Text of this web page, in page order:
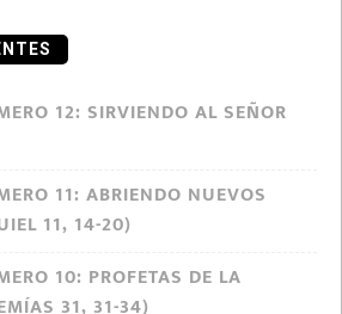
12: SIRVIENDO AL SEÑOR
11: ABRIENDO NUEVOS
11, 14-20)
10: PROFETAS DE LA
31, 31-34)